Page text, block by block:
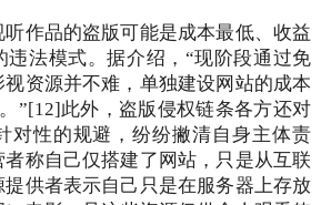
品的盗版可能是成本最低、收益
违法模式。据介绍，“现阶段通过免
资源并不难，单独建设网站的成本
”[12]此外，盗版侵权链条各方还对
对性的规避，纷纷撇清自身主体责
称自己仅搭建了网站，只是从互联
提供者表示自己只是在服务器上存放